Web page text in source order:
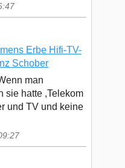
Erbe Hifi-TV-
Schober
man
sie hatte ,Telekom
und TV und keine